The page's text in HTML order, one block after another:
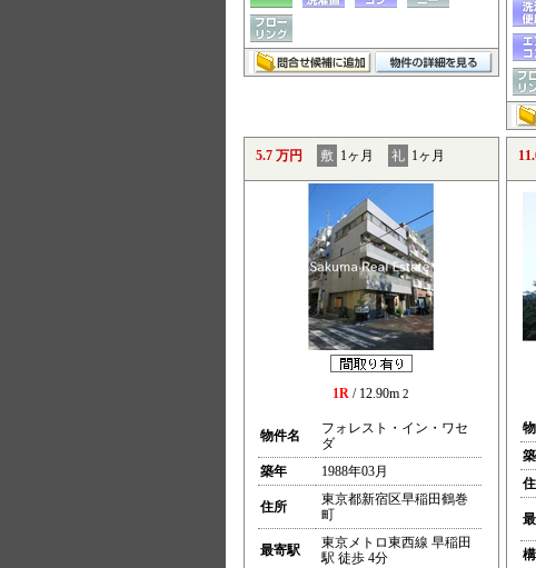
5.7 万円 敷 1ヶ月 礼 1ヶ月
1R / 12.90m 2
物件名
フォレスト・イン・ワセ
ダ
築年
1988年03月
住所
東京都新宿区早稲田鶴巻
町
最寄駅
東京メトロ東西線 早稲田
駅 徒歩 4分